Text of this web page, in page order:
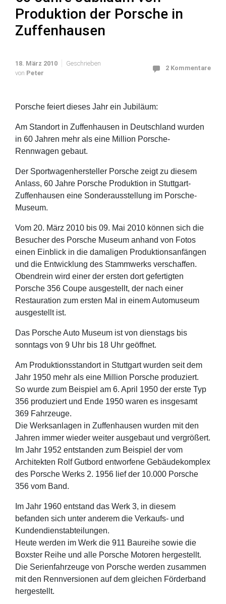
Produktion der Porsche in
Zuffenhausen
18. März 2010
Geschrieben
von Peter
2 Kommentare
Porsche feiert dieses Jahr ein Jubiläum:
Am Standort in Zuffenhausen in Deutschland wurden
in 60 Jahren mehr als eine Million Porsche-
Rennwagen gebaut.
Der Sportwagenhersteller Porsche zeigt zu diesem
Anlass, 60 Jahre Porsche Produktion in Stuttgart-
Zuffenhausen eine Sonderausstellung im Porsche-
Museum.
Vom 20. März 2010 bis 09. Mai 2010 können sich die
Besucher des Porsche Museum anhand von Fotos
einen Einblick in die damaligen Produktionsanfängen
und die Entwicklung des Stammwerks verschaffen.
Obendrein wird einer der ersten dort gefertigten
Porsche 356 Coupe ausgestellt, der nach einer
Restauration zum ersten Mal in einem Automuseum
ausgestellt ist.
Das Porsche Auto Museum ist von dienstags bis
sonntags von 9 Uhr bis 18 Uhr geöffnet.
Am Produktionsstandort in Stuttgart wurden seit dem
Jahr 1950 mehr als eine Million Porsche produziert.
So wurde zum Beispiel am 6. April 1950 der erste Typ
356 produziert und Ende 1950 waren es insgesamt
369 Fahrzeuge.
Die Werksanlagen in Zuffenhausen wurden mit den
Jahren immer wieder weiter ausgebaut und vergrößert.
Im Jahr 1952 entstanden zum Beispiel der vom
Architekten Rolf Gutbord entworfene Gebäudekomplex
des Porsche Werks 2. 1956 lief der 10.000 Porsche
356 vom Band.
Im Jahr 1960 entstand das Werk 3, in diesem
befanden sich unter anderem die Verkaufs- und
Kundendienstabteilungen.
Heute werden im Werk die 911 Baureihe sowie die
Boxster Reihe und alle Porsche Motoren hergestellt.
Die Serienfahrzeuge von Porsche werden zusammen
mit den Rennversionen auf dem gleichen Förderband
hergestellt.